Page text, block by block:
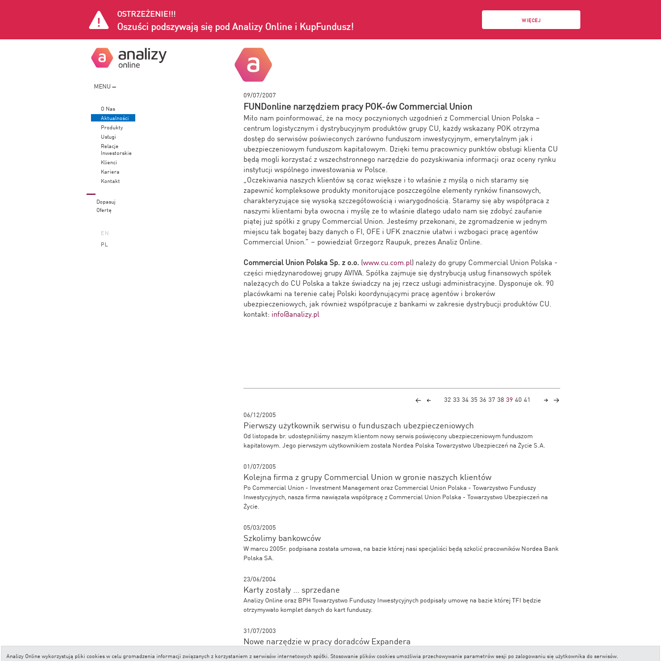
OSTRZEŻENIE!!!
Oszuści podszywają się pod Analizy Online i KupFundusz! WIĘCEJ
MENU
O Nas
Aktualności
Produkty
Usługi
Relacje
Inwestorskie
Klienci
Kariera
Kontakt
Dopasuj
Ofertę
EN
PL
09/07/2007
FUNDonline narzędziem pracy POK-ów Commercial Union
Miło nam poinformować, że na mocy poczynionych uzgodnień z Commercial Union Polska –
centrum logistycznym i dystrybucyjnym produktów grupy CU, każdy wskazany POK otrzyma
dostęp do serwisów poświeconych zarówno funduszom inwestycyjnym, emerytalnym jak i
ubezpieczeniowym funduszom kapitałowym. Dzięki temu pracownicy punktów obsługi klienta CU
będą mogli korzystać z wszechstronnego narzędzie do pozyskiwania informacji oraz oceny rynku
instytucji wspólnego inwestowania w Polsce.
„Oczekiwania naszych klientów są coraz większe i to właśnie z myślą o nich staramy się
zapewnić kompleksowe produkty monitorujące poszczególne elementy rynków finansowych,
charakteryzujące się wysoką szczegółowością i wiarygodnością. Staramy się aby współpraca z
naszymi klientami była owocna i myślę ze to właśnie dlatego udało nam się zdobyć zaufanie
piątej już spółki z grupy Commercial Union. Jesteśmy przekonani, że zgromadzenie w jednym
miejscu tak bogatej bazy danych o FI, OFE i UFK znacznie ułatwi i wzbogaci pracę agentów
Commercial Union.” – powiedział Grzegorz Raupuk, prezes Analiz Online.
Commercial Union Polska Sp. z o.o. (www.cu.com.pl) należy do grupy Commercial Union Polska -
części międzynarodowej grupy AVIVA. Spółka zajmuje się dystrybucją usług finansowych spółek
należących do CU Polska a także świadczy na jej rzecz usługi administracyjne. Dysponuje ok. 90
placówkami na terenie całej Polski koordynującymi pracę agentów i brokerów
ubezpieczeniowych, jak również współpracuje z bankami w zakresie dystrybucji produktów CU.
kontakt: info@analizy.pl
32 33 34 35 36 37 38 39 40 41
06/12/2005
Pierwszy użytkownik serwisu o funduszach ubezpieczeniowych
Od listopada br. udostępniliśmy naszym klientom nowy serwis poświęcony ubezpieczeniowym funduszom
kapitałowym. Jego pierwszym użytkownikiem została Nordea Polska Towarzystwo Ubezpieczeń na Życie S.A.
01/07/2005
Kolejna firma z grupy Commercial Union w gronie naszych klientów
Po Commercial Union - Investment Management oraz Commercial Union Polska - Towarzystwo Funduszy
Inwestycyjnych, nasza firma nawiązała współpracę z Commercial Union Polska - Towarzystwo Ubezpieczeń na
Życie.
05/03/2005
Szkolimy bankowców
W marcu 2005r. podpisana została umowa, na bazie której nasi specjaliści będą szkolić pracowników Nordea Bank
Polska SA.
23/06/2004
Karty zostały … sprzedane
Analizy Online oraz BPH Towarzystwo Funduszy Inwestycyjnych podpisały umowę na bazie której TFI będzie
otrzymywało komplet danych do kart funduszy.
31/07/2003
Nowe narzędzie w pracy doradców Expandera
Od lipca 2003 wszystkie oddziały firmy Expander mają możliwość korzystania z serwisu FUNDonline. Dzięki temu
Analizy Online wykorzystują pliki cookies w celu gromadzenia informacji związanych z korzystaniem z serwisów internetowych spółki. Stosowanie plików cookies umożliwia przechowywanie parametrów sesji po zalogowaniu się użytkownika do serwisów.